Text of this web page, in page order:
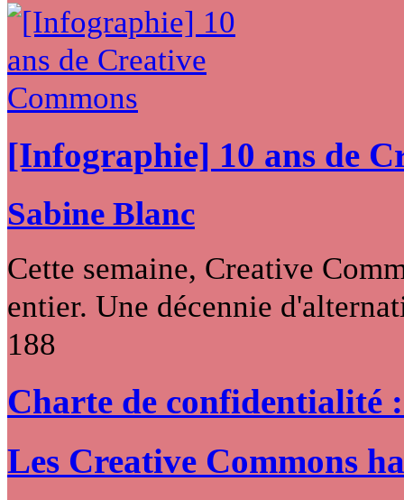
[Infographie] 10 ans de
Sabine Blanc
Cette semaine, Creative
entier. Une décennie
188
Charte de confidentialité
Les Creative Commons